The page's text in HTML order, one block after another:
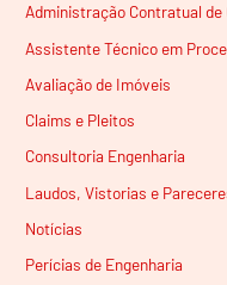
Administração Contratual de
Assistente Técnico em
Avaliação de Imóveis
Claims e Pleitos
Consultoria Engenharia
Laudos, Vistorias e
Notícias
Perícias de Engenharia